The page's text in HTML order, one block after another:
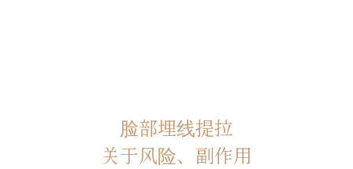
脸部埋线提拉
关于风险、副作用